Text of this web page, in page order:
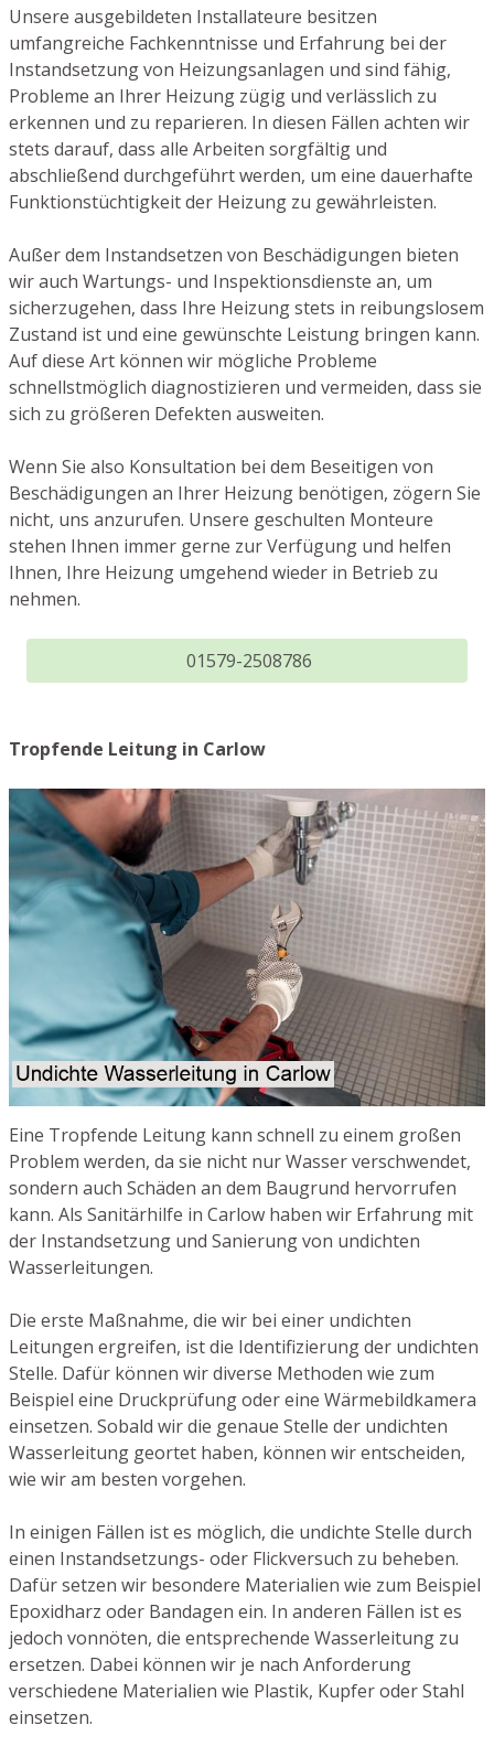
Unsere ausgebildeten Installateure besitzen
umfangreiche Fachkenntnisse und Erfahrung bei der
Instandsetzung von Heizungsanlagen und sind fähig,
Probleme an Ihrer Heizung zügig und verlässlich zu
erkennen und zu reparieren. In diesen Fällen achten wir
stets darauf, dass alle Arbeiten sorgfältig und
abschließend durchgeführt werden, um eine dauerhafte
Funktionstüchtigkeit der Heizung zu gewährleisten.
Außer dem Instandsetzen von Beschädigungen bieten
wir auch Wartungs- und Inspektionsdienste an, um
sicherzugehen, dass Ihre Heizung stets in reibungslosem
Zustand ist und eine gewünschte Leistung bringen kann.
Auf diese Art können wir mögliche Probleme
schnellstmöglich diagnostizieren und vermeiden, dass sie
sich zu größeren Defekten ausweiten.
Wenn Sie also Konsultation bei dem Beseitigen von
Beschädigungen an Ihrer Heizung benötigen, zögern Sie
nicht, uns anzurufen. Unsere geschulten Monteure
stehen Ihnen immer gerne zur Verfügung und helfen
Ihnen, Ihre Heizung umgehend wieder in Betrieb zu
nehmen.
01579-2508786
Tropfende Leitung in Carlow
Eine Tropfende Leitung kann schnell zu einem großen
Problem werden, da sie nicht nur Wasser verschwendet,
sondern auch Schäden an dem Baugrund hervorrufen
kann. Als Sanitärhilfe in Carlow haben wir Erfahrung mit
der Instandsetzung und Sanierung von undichten
Wasserleitungen.
Die erste Maßnahme, die wir bei einer undichten
Leitungen ergreifen, ist die Identifizierung der undichten
Stelle. Dafür können wir diverse Methoden wie zum
Beispiel eine Druckprüfung oder eine Wärmebildkamera
einsetzen. Sobald wir die genaue Stelle der undichten
Wasserleitung geortet haben, können wir entscheiden,
wie wir am besten vorgehen.
In einigen Fällen ist es möglich, die undichte Stelle durch
einen Instandsetzungs- oder Flickversuch zu beheben.
Dafür setzen wir besondere Materialien wie zum Beispiel
Epoxidharz oder Bandagen ein. In anderen Fällen ist es
jedoch vonnöten, die entsprechende Wasserleitung zu
ersetzen. Dabei können wir je nach Anforderung
verschiedene Materialien wie Plastik, Kupfer oder Stahl
einsetzen.